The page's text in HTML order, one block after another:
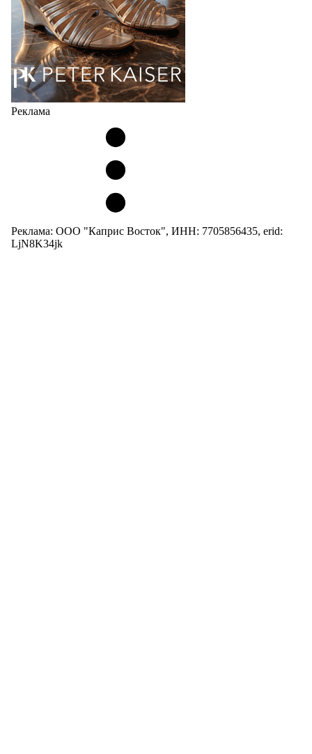
Реклама
Реклама: ООО "Каприс Восток", ИНН: 7705856435, erid:
LjN8K34jk